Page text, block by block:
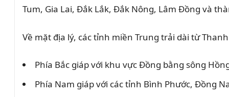
Tum, Gia Lai, Đắk Lắk, Đắk Nông, Lâm Đồng và
Về mặt địa lý, các tỉnh miền Trung trải dài từ
Phía Bắc giáp với khu vực Đồng bằng sông
Phía Nam giáp với các tỉnh Bình Phước, Đồng